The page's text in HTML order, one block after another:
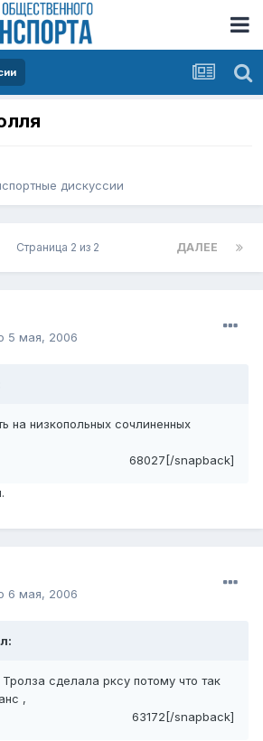
дискуссии
ДАЛЕЕ
Страница 2 из 2
5 мая, 2006
на низкопольных сочлиненных
68027[/snapback]
6 мая, 2006
сделала рксу потому что так
,
63172[/snapback]